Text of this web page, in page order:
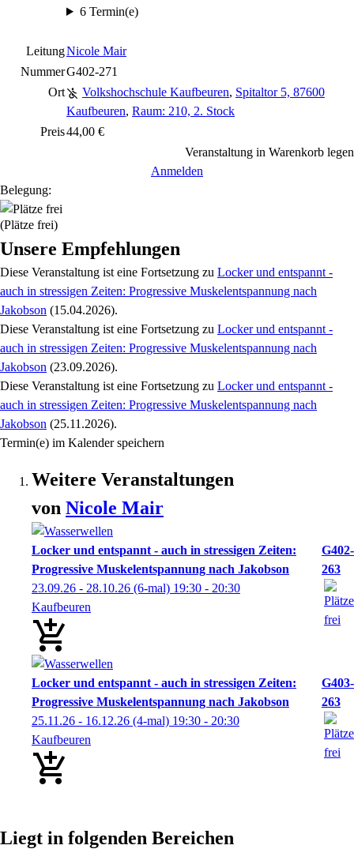
6 Termin(e)
LeitungNicole Mair
NummerG402-271
Ort
Volkshochschule Kaufbeuren, Spitaltor 5, 87600
Kaufbeuren, Raum: 210, 2. Stock
Preis44,00 €
Veranstaltung in Warenkorb legen
Anmelden
Belegung:
(Plätze frei)
Unsere Empfehlungen
Diese Veranstaltung ist eine Fortsetzung zu Locker und entspannt -
auch in stressigen Zeiten: Progressive Muskelentspannung nach
Jakobson (15.04.2026).
Diese Veranstaltung ist eine Fortsetzung zu Locker und entspannt -
auch in stressigen Zeiten: Progressive Muskelentspannung nach
Jakobson (23.09.2026).
Diese Veranstaltung ist eine Fortsetzung zu Locker und entspannt -
auch in stressigen Zeiten: Progressive Muskelentspannung nach
Jakobson (25.11.2026).
Termin(e) im Kalender speichern
Weitere Veranstaltungen
von Nicole Mair
Locker und entspannt - auch in stressigen Zeiten:
Progressive Muskelentspannung nach Jakobson
G402-
263
23.09.26 - 28.10.26 (6-mal) 19:30 - 20:30
Kaufbeuren
Locker und entspannt - auch in stressigen Zeiten:
Progressive Muskelentspannung nach Jakobson
G403-
263
25.11.26 - 16.12.26 (4-mal) 19:30 - 20:30
Kaufbeuren
Liegt in folgenden Bereichen